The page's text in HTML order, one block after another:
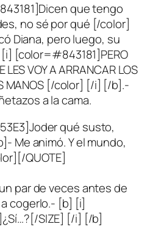
que tengo
no sé por qué [/color]
Diana, pero luego, su
[color=#843181]PERO
LES VOY A ARRANCAR LOS
MANOS [/color] [/i] [/b].-
a la cama.
qué susto,
Me animó. Y el mundo,
QUOTE]
par de veces antes de
cogerlo.- [b] [i]
SIZE] [/i] [/b]